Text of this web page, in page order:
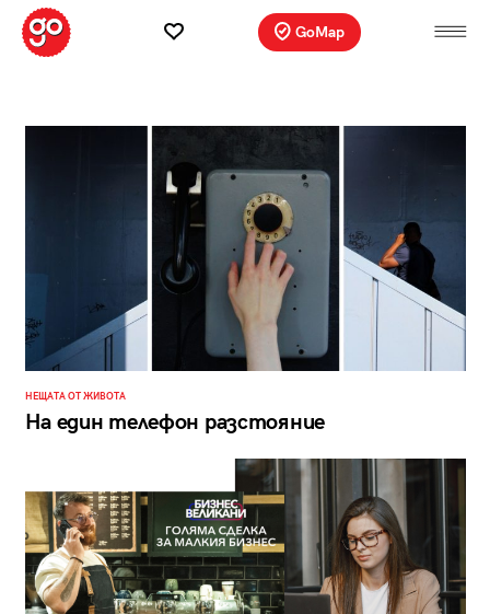
GoMap
НЕЩАТА ОТ ЖИВОТА
На един телефон разстояние